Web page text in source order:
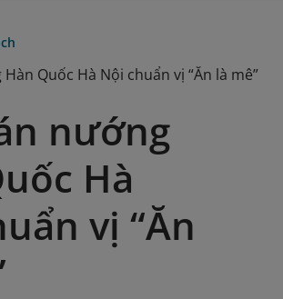
Quốc Hà Nội chuẩn vị “Ăn là mê”
nướng
Hà
vị “Ăn